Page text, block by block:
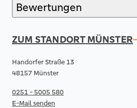
Bewertungen
ZUM STANDORT MÜNSTER
Handorfer Straße 13
48157 Münster
0251 - 5005 580
E-Mail senden